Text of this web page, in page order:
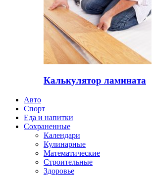
Калькулятор ламината
Авто
Спорт
Еда и напитки
Сохраненные
Календари
Кулинарные
Математические
Строительные
Здоровье